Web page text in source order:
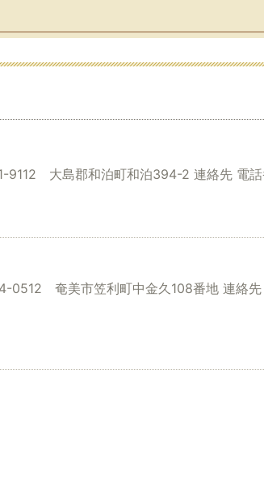
9112 大島郡和泊町和泊394-2 連絡先
0512 奄美市笠利町中金久108番地 連